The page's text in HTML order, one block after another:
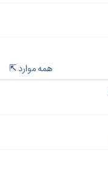
همه موارد